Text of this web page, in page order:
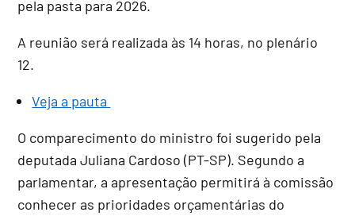
pela pasta para 2026.
A reunião será realizada às 14 horas, no plenário
12.
Veja a pauta
O comparecimento do ministro foi sugerido pela
deputada Juliana Cardoso (PT-SP). Segundo a
parlamentar, a apresentação permitirá à comissão
conhecer as prioridades orçamentárias do